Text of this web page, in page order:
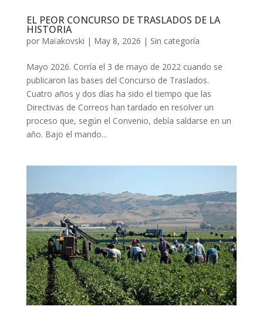
EL PEOR CONCURSO DE TRASLADOS DE LA
HISTORIA
por Maïakovski | May 8, 2026 | Sin categoría
Mayo 2026. Corría el 3 de mayo de 2022 cuando se
publicaron las bases del Concurso de Traslados.
Cuatro años y dos días ha sido el tiempo que las
Directivas de Correos han tardado en resolver un
proceso que, según el Convenio, debía saldarse en un
año. Bajo el mando...